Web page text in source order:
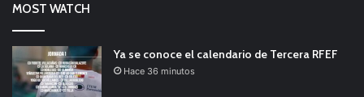
MOST WATCH
Ya se conoce el calendario de Tercera RFEF
Hace 36 minutos